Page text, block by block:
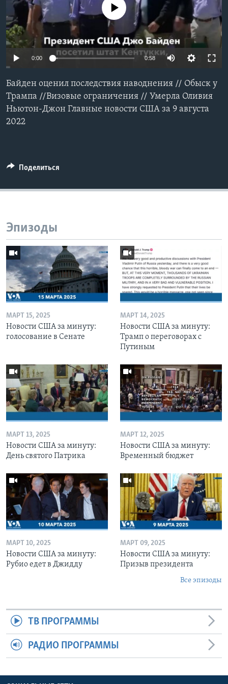
Learning English
СОЦИАЛЬНЫЕ СЕТИ
Языки
No media source currently available
0:00 0:58
Байден оценил последствия наводнения // Обыск у
Трампа //Визовые ограничения // Умерла Оливия
Ньютон-Джон Главные новости США за 9 августа
2022
Поделиться
Эпизоды
МАРТ 15, 2025
Новости США за минуту:
голосование в Сенате
МАРТ 14, 2025
Новости США за минуту:
Трамп о переговорах с
Путиным
МАРТ 13, 2025
Новости США за минуту:
День святого Патрика
МАРТ 12, 2025
Новости США за минуту:
Временный бюджет
МАРТ 10, 2025
Новости США за минуту:
Рубио едет в Джидду
МАРТ 09, 2025
Новости США за минуту:
Призыв президента
Все эпизоды
ТВ ПРОГРАММЫ
РАДИО ПРОГРАММЫ